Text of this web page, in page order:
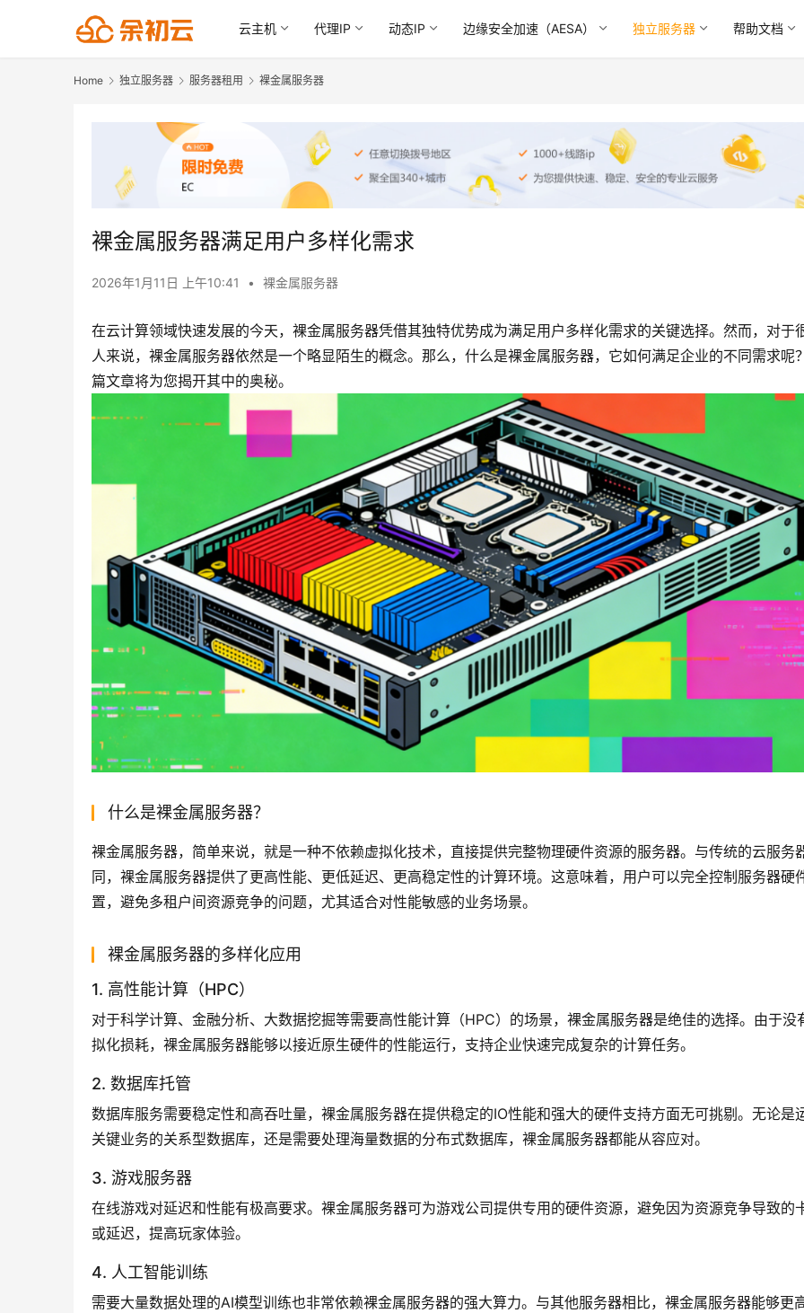
云主机 代理IP 动态IP 边缘安全加速（AESA） 独立服务器 帮助文档
Home 独立服务器 服务器租用 裸金属服务器
裸金属服务器满足用户多样化需求
2026年1月11日 上午10:41 • 裸金属服务器
在云计算领域快速发展的今天，裸金属服务器凭借其独特优势成为满足用户多样化需求的关键选择。然而，对于
人来说，裸金属服务器依然是一个略显陌生的概念。那么，什么是裸金属服务器，它如何满足企业的不同需求呢
篇文章将为您揭开其中的奥秘。
什么是裸金属服务器？
裸金属服务器，简单来说，就是一种不依赖虚拟化技术，直接提供完整物理硬件资源的服务器。与传统的云服务
同，裸金属服务器提供了更高性能、更低延迟、更高稳定性的计算环境。这意味着，用户可以完全控制服务器硬
置，避免多租户间资源竞争的问题，尤其适合对性能敏感的业务场景。
裸金属服务器的多样化应用
1. 高性能计算（HPC）
对于科学计算、金融分析、大数据挖掘等需要高性能计算（HPC）的场景，裸金属服务器是绝佳的选择。由于没
拟化损耗，裸金属服务器能够以接近原生硬件的性能运行，支持企业快速完成复杂的计算任务。
2. 数据库托管
数据库服务需要稳定性和高吞吐量，裸金属服务器在提供稳定的IO性能和强大的硬件支持方面无可挑剔。无论是
关键业务的关系型数据库，还是需要处理海量数据的分布式数据库，裸金属服务器都能从容应对。
3. 游戏服务器
在线游戏对延迟和性能有极高要求。裸金属服务器可为游戏公司提供专用的硬件资源，避免因为资源竞争导致的
或延迟，提高玩家体验。
4. 人工智能训练
需要大量数据处理的AI模型训练也非常依赖裸金属服务器的强大算力。与其他服务器相比，裸金属服务器能够更